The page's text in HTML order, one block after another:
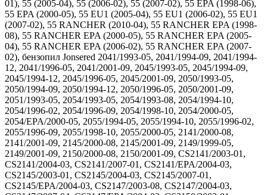
01), 55 (2005-04), 55 (2006-02), 55 (2007-02), 55 EPA (1998-06),
55 EPA (2000-05), 55 EU1 (2005-04), 55 EU1 (2006-02), 55 EU1
(2007-02), 55 RANCHER (2010-04), 55 RANCHER EPA (1998-
08), 55 RANCHER EPA (2000-05), 55 RANCHER EPA (2005-
04), 55 RANCHER EPA (2006-02), 55 RANCHER EPA (2007-
02), бензопил Jonsered 2041/1993-05, 2041/1994-09, 2041/1994-
12, 2041/1996-05, 2041/2001-09, 2045/1993-05, 2045/1994-09,
2045/1994-12, 2045/1996-05, 2045/2001-09, 2050/1993-05,
2050/1994-09, 2050/1994-12, 2050/1996-05, 2050/2001-09,
2051/1993-05, 2054/1993-05, 2054/1993-08, 2054/1994-10,
2054/1996-02, 2054/1996-09, 2054/1998-10, 2054/2000-05,
2054/EPA/2000-05, 2055/1994-05, 2055/1994-10, 2055/1996-02,
2055/1996-09, 2055/1998-10, 2055/2000-05, 2141/2000-08,
2141/2001-09, 2145/2000-08, 2145/2001-09, 2149/1999-05,
2149/2001-09, 2150/2000-08, 2150/2001-09, CS2141/2003-01,
CS2141/2004-03, CS2141/2007-01, CS2141/EPA/2004-03,
CS2145/2003-01, CS2145/2004-03, CS2145/2007-01,
CS2145/EPA/2004-03, CS2147/2003-08, CS2147/2004-03,